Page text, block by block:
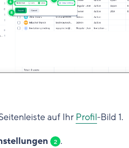
auf Ihr Profil-Bild 1.
2 .